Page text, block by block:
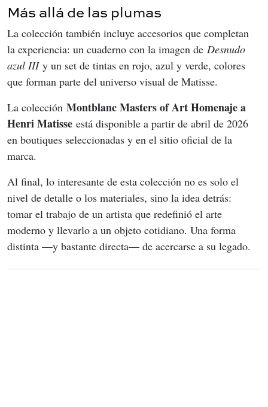
Más allá de las plumas
La colección también incluye accesorios que completan
la experiencia: un cuaderno con la imagen de Desnudo
azul III y un set de tintas en rojo, azul y verde, colores
que forman parte del universo visual de Matisse.
La colección Montblanc Masters of Art Homenaje a
Henri Matisse está disponible a partir de abril de 2026
en boutiques seleccionadas y en el sitio oficial de la
marca.
Al final, lo interesante de esta colección no es solo el
nivel de detalle o los materiales, sino la idea detrás:
tomar el trabajo de un artista que redefinió el arte
moderno y llevarlo a un objeto cotidiano. Una forma
distinta —y bastante directa— de acercarse a su legado.